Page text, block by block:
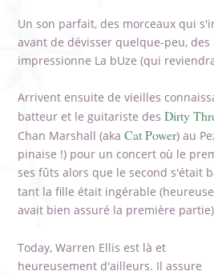
Un son parfait, des morceaux qui
avant de dévisser quelque-peu, des
impressionne La bUze (qui
Arrivent ensuite de vieilles
batteur et le guitariste desDirty
Chan Marshall (akaCat Power) au
pinaise !) pour un concert où le
ses fûts alors que le second s'était
tant la fille était ingérable
avait bien assuré la première
Today, Warren Ellis est là et
heureusement d'ailleurs. Il assure